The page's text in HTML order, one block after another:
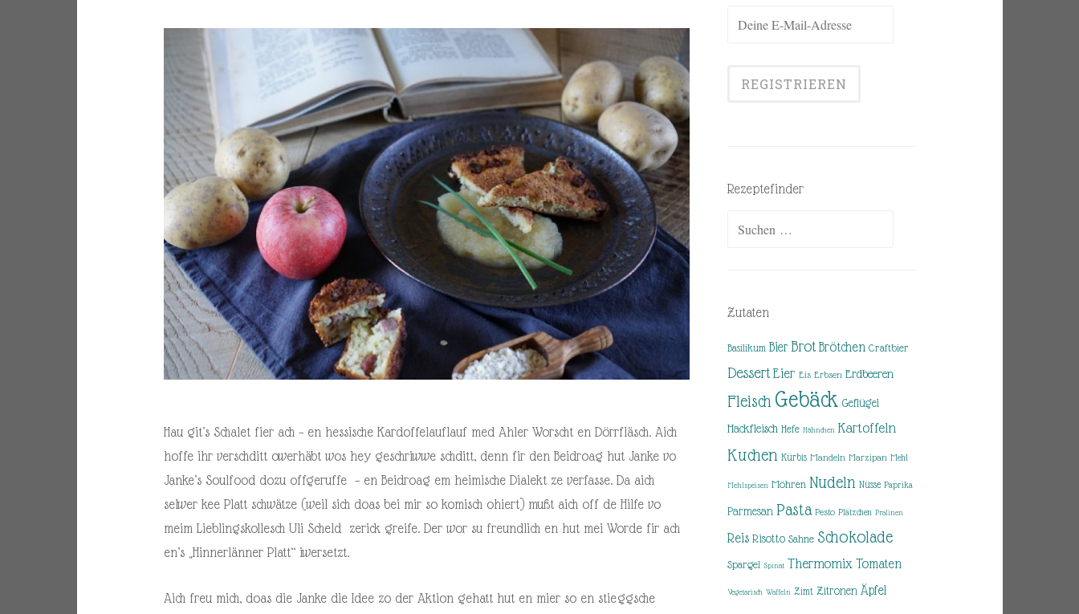
Hau git’s Schalet fier ach – en hessische Kardoffelauflauf med Ahler Worscht en Dörrfläsch. Aich
hoffe ihr verschditt owerhäbt wos hey geschriwwe schditt, denn fir den Beidroag hut Janke vo
Janke’s Soulfood dozu offgeruffe – en Beidroag em heimische Dialekt ze verfasse. Da aich
selwer kee Platt schwätze (weil sich doas bei mir so komisch ohiert) mußt aich off de Hilfe vo
meim Lieblingskollesch Uli Scheld zerick greife. Der wor su freundlich en hut mei Worde fir ach
en’s „Hinnerlänner Platt“ iwersetzt.
Aich freu mich, doas die Janke die Idee zo der Aktion gehatt hut en mier so en stieggsche
Rezeptefinder
Zutaten
Basilikum Bier Brot Brötchen Craftbier
Dessert Eier Eis Erbsen Erdbeeren
Fleisch Gebäck Geflügel
Hackfleisch Hefe Hähnchen Kartoffeln
Kuchen Kürbis Mandeln Marzipan Mehl
Mehlspeisen Möhren Nudeln Nüsse Paprika
Parmesan Pasta Pesto Plätzchen Pralinen
Reis Risotto Sahne Schokolade
Spargel Spinat Thermomix Tomaten
Vegetarisch Waffeln Zimt Zitronen Äpfel